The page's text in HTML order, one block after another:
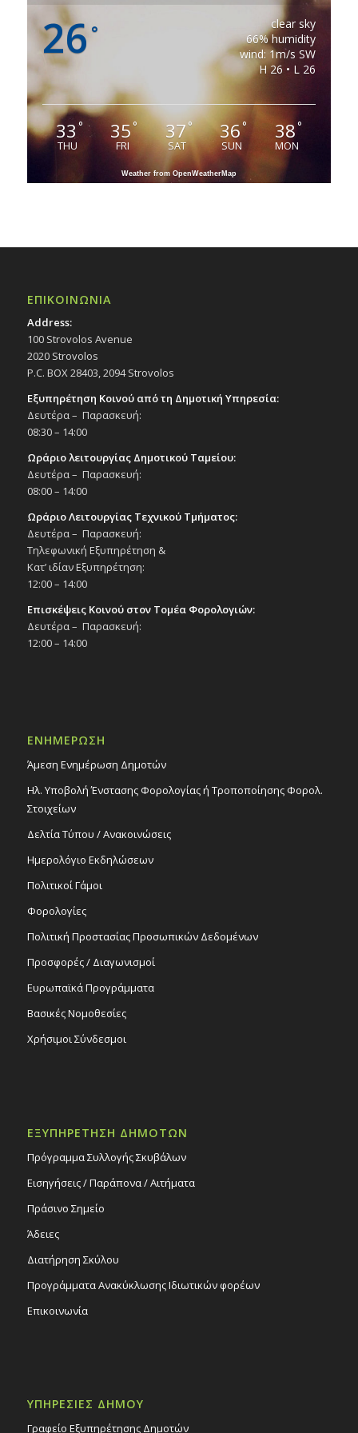
26 °
clear sky
66% humidity
wind: 1m/s SW
H 26 • L 26
33 °
THU
35°
FRI
37°
SAT
36°
SUN
38°
MON
Weather from OpenWeatherMap
ΕΠΙΚΟΙΝΩΝΙΑ
Address:
100 Strovolos Avenue
2020 Strovolos
P.C. BOX 28403, 2094 Strovolos
Εξυπηρέτηση Κοινού από τη Δημοτική Υπηρεσία:
Δευτέρα – Παρασκευή:
08:30 – 14:00
Ωράριο λειτουργίας Δημοτικού Ταμείου:
Δευτέρα – Παρασκευή:
08:00 – 14:00
Ωράριο Λειτουργίας Τεχνικού Τμήματος:
Δευτέρα – Παρασκευή:
Τηλεφωνική Εξυπηρέτηση &
Κατ’ ιδίαν Εξυπηρέτηση:
12:00 – 14:00
Επισκέψεις Κοινού στον Τομέα Φορολογιών:
Δευτέρα – Παρασκευή:
12:00 – 14:00
ΕΝΗΜΕΡΩΣΗ
Άμεση Ενημέρωση Δημοτών
Ηλ. Υποβολή Ένστασης Φορολογίας ή Τροποποίησης Φορολ.
Στοιχείων
Δελτία Τύπου / Ανακοινώσεις
Ημερολόγιο Εκδηλώσεων
Πολιτικοί Γάμοι
Φορολογίες
Πολιτική Προστασίας Προσωπικών Δεδομένων
Προσφορές / Διαγωνισμοί
Ευρωπαϊκά Προγράμματα
Βασικές Νομοθεσίες
Χρήσιμοι Σύνδεσμοι
ΕΞΥΠΗΡΕΤΗΣΗ ΔΗΜΟΤΩΝ
Πρόγραμμα Συλλογής Σκυβάλων
Εισηγήσεις / Παράπονα / Αιτήματα
Πράσινο Σημείο
Άδειες
Διατήρηση Σκύλου
Προγράμματα Ανακύκλωσης Ιδιωτικών φορέων
Επικοινωνία
ΥΠΗΡΕΣΙΕΣ ΔΗΜΟΥ
Γραφείο Εξυπηρέτησης Δημοτών